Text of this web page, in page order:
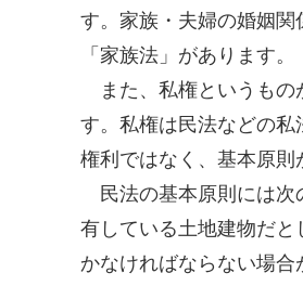
す。家族・夫婦の婚姻
「家族法」があります。
また、私権というもの
す。私権は民法などの
権利ではなく、基本原則
民法の基本原則には次
有している土地建物だ
かなければならない場